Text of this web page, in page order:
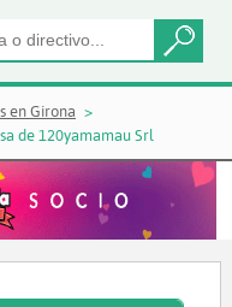
en Girona
de 120yamamau Srl